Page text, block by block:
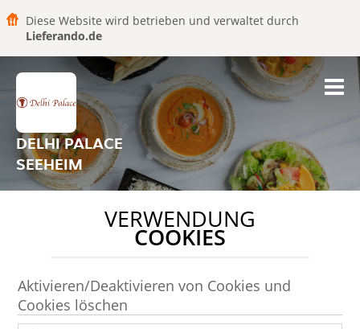
Diese Website wird betrieben und verwaltet durch
Lieferando.de
DELHI PALACE
SEEHEIM
VERWENDUNG
COOKIES
Aktivieren/Deaktivieren von Cookies und
Cookies löschen